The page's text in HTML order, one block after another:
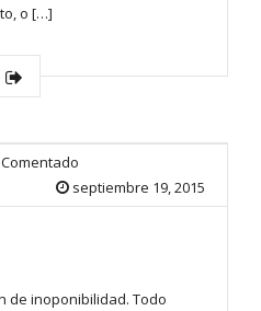
o […]
septiembre 19, 2015
de inoponibilidad. Todo